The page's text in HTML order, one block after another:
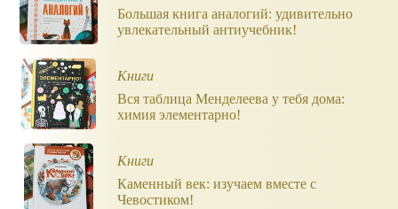
Большая книга аналогий: удивительно
увлекательный антиучебник!
Книги
Вся таблица Менделеева у тебя дома:
химия элементарно!
Книги
Каменный век: изучаем вместе с
Чевостиком!